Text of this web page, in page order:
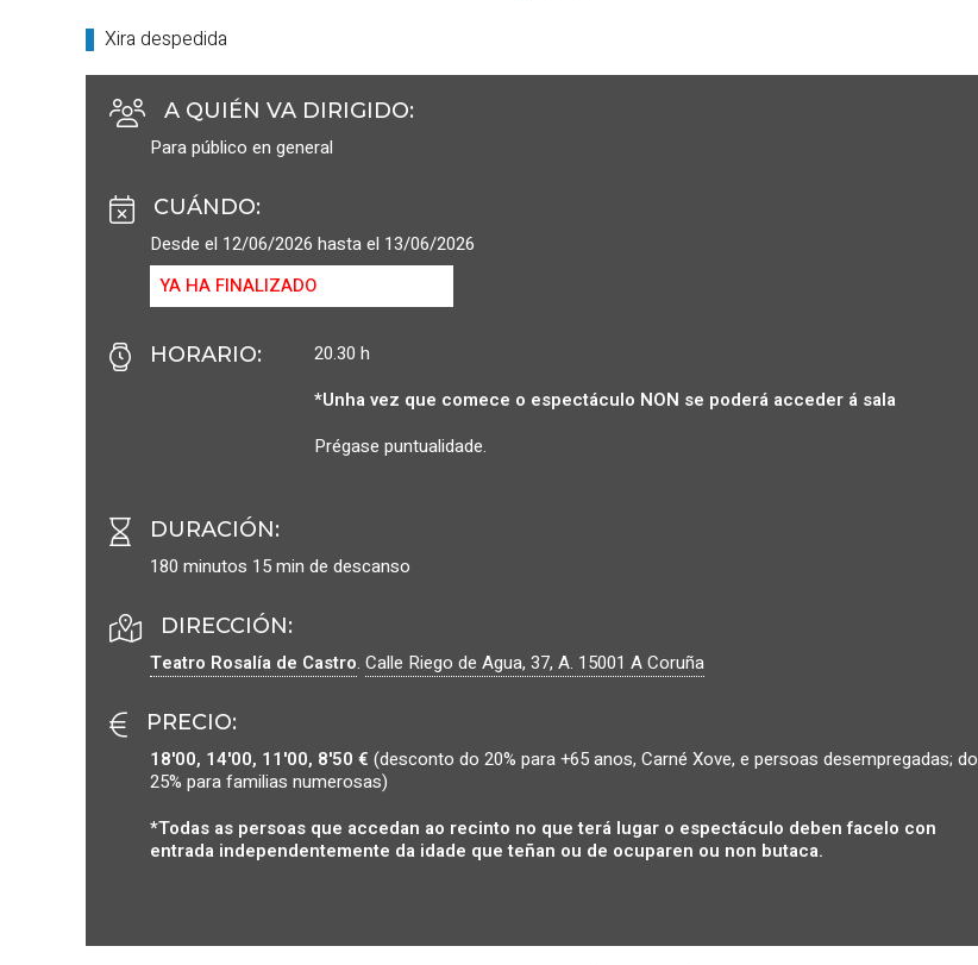
Xira despedida
A QUIÉN VA DIRIGIDO:
Para público en general
CUÁNDO:
Desde el 12/06/2026 hasta el 13/06/2026
YA HA FINALIZADO
HORARIO:
20.30 h
*Unha vez que comece o espectáculo NON se poderá acceder á sala
Prégase puntualidade.
DURACIÓN:
180 minutos 15 min de descanso
DIRECCIÓN:
Teatro Rosalía de Castro. Calle Riego de Agua, 37, A. 15001 A Coruña
PRECIO:
18'00, 14'00, 11'00, 8'50 € (desconto do 20% para +65 anos, Carné Xove, e persoas desempregadas; do
25% para familias numerosas)
*Todas as persoas que accedan ao recinto no que terá lugar o espectáculo deben facelo con
entrada independentemente da idade que teñan ou de ocuparen ou non butaca.